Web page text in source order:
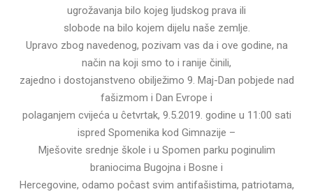
ugrožavanja bilo kojeg ljudskog prava ili
slobode na bilo kojem dijelu naše zemlje.
Upravo zbog navedenog, pozivam vas da i ove godine, na
način na koji smo to i ranije činili,
zajedno i dostojanstveno obilježimo 9. Maj-Dan pobjede nad
fašizmom i Dan Evrope i
polaganjem cvijeća u ĉetvrtak, 9.5.2019. godine u 11:00 sati
ispred Spomenika kod Gimnazije –
Mješovite srednje škole i u Spomen parku poginulim
braniocima Bugojna i Bosne i
Hercegovine, odamo poĉast svim antifašistima, patriotama,